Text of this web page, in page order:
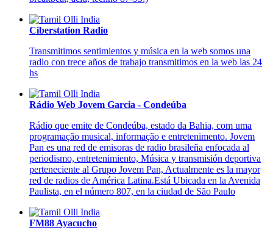
Ciberstation Radio
Transmitimos sentimientos y música en la web somos una
radio con trece años de trabajo transmitimos en la web las 24
hs
Rádio Web Jovem Garcia - Condeúba
Rádio que emite de Condeúba, estado da Bahia, com uma
programação musical, informação e entretenimento. Jovem
Pan es una red de emisoras de radio brasileña enfocada al
periodismo, entretenimiento, Música y transmisión deportiva
perteneciente al Grupo Jovem Pan, Actualmente es la mayor
red de radios de América Latina.Está Ubicada en la Avenida
Paulista, en el número 807, en la ciudad de São Paulo
FM88 Ayacucho